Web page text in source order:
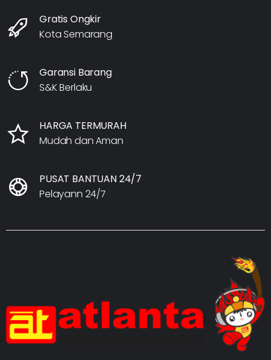
Gratis Ongkir
Kota Semarang
Garansi Barang
S&K Berlaku
HARGA TERMURAH
Mudah dan Aman
PUSAT BANTUAN 24/7
Pelayann 24/7